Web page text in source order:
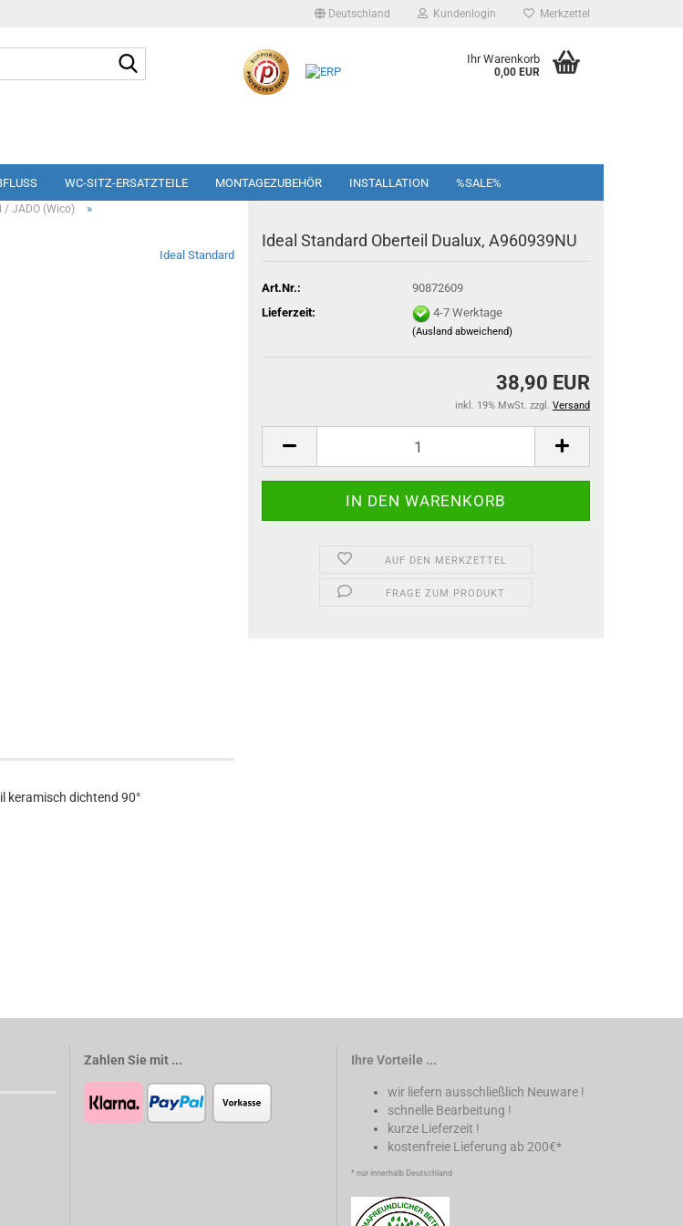
Deutschland Kundenlogin Merkzettel
Ihr Warenkorb
0,00 EUR
WC-SITZ-ERSATZTEILE MONTAGEZUBEHÖR INSTALLATION %SALE%
/ JADO (Wico) »
Ideal Standard
Ideal Standard Oberteil Dualux, A960939NU
Art.Nr.:
90872609
Lieferzeit:
4-7 Werktage
(Ausland abweichend)
38,90 EUR
inkl. 19% MwSt. zzgl. Versand
AUF DEN MERKZETTEL
FRAGE ZUM PRODUKT
keramisch dichtend 90°
Zahlen Sie mit ... Ihre Vorteile ...
wir liefern ausschließlich Neuware !
schnelle Bearbeitung !
kurze Lieferzeit !
kostenfreie Lieferung ab 200€*
* nur innerhalb Deutschland